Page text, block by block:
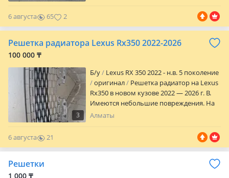
6 августа 65 2
Решетка радиатора Lexus Rx350 2022-2026
100 000 ₸
3
Б/y
Lexus RX 350 2022 - н.в. 5 поколение
оригинал
Решетка радиатор на Lexus
Rx350 в новом кузове 2022 — 2026 г. В.
Имеются небольшие повреждения. На
фото есть. Устранимы
Алматы
6 августа
21
0
Решетки
1 000 ₸